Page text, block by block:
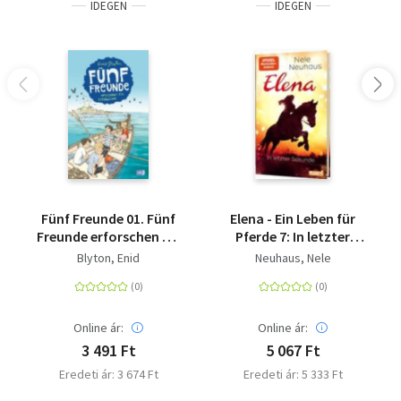
IDEGEN
Fünf Freunde 01. Fünf
Freunde erforschen die
Schatzinsel - Band 1
Blyton, Enid
Online ár:
3 491 Ft
Eredeti ár: 3 674 Ft
IDEGEN
Elena - Ein Leben für
Pferde 7: In letzter
Sekunde
Neuhaus, Nele
Online ár:
5 067 Ft
Eredeti ár: 5 333 Ft